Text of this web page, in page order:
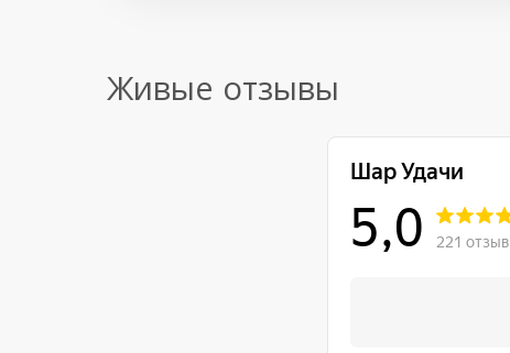
Живые отзывы